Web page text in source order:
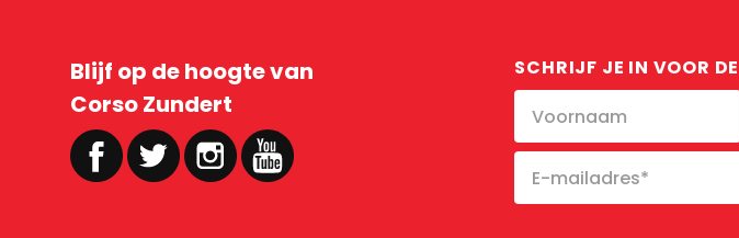
Blijf op de hoogte van
Corso Zundert
SCHRIJF JE IN VOOR